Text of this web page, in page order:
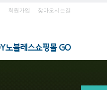
회원가입 찾아오시는길